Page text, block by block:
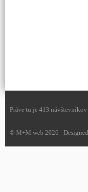
Práve tu je 413
© M+M web 2026 -